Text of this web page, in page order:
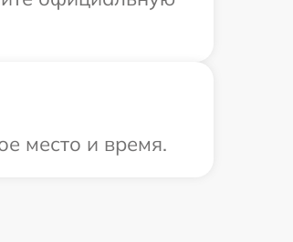
место и время.